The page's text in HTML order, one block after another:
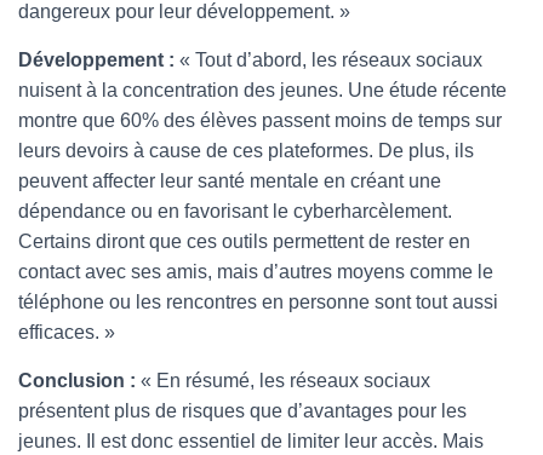
dangereux pour leur développement. »
Développement : « Tout d’abord, les réseaux sociaux
nuisent à la concentration des jeunes. Une étude récente
montre que 60% des élèves passent moins de temps sur
leurs devoirs à cause de ces plateformes. De plus, ils
peuvent affecter leur santé mentale en créant une
dépendance ou en favorisant le cyberharcèlement.
Certains diront que ces outils permettent de rester en
contact avec ses amis, mais d’autres moyens comme le
téléphone ou les rencontres en personne sont tout aussi
efficaces. »
Conclusion : « En résumé, les réseaux sociaux
présentent plus de risques que d’avantages pour les
jeunes. Il est donc essentiel de limiter leur accès. Mais